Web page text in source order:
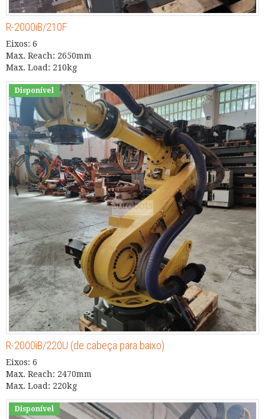
R-2000iB/210F
Eixos: 6
Max. Reach: 2650mm
Max. Load: 210kg
Disponível
R-2000iB/220U (de cabeça para baixo)
Eixos: 6
Max. Reach: 2470mm
Max. Load: 220kg
Disponível